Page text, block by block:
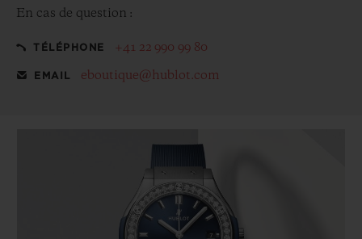
En cas de question :
TÉLÉPHONE +41 22 990 99 80
EMAIL eboutique@hublot.com